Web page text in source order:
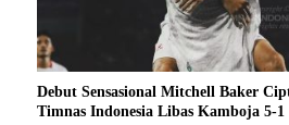
Debut Sensasional Mitchell Baker
Timnas Indonesia Libas Kamboja 5-1